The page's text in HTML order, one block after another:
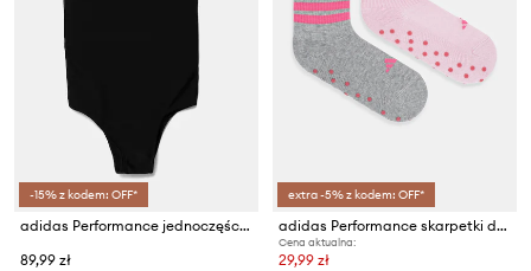
-15% z kodem: OFF*
adidas Performance jednoczęściowy strój kąpielowy dziecięcy
89,99 zł
extra -5% z kodem: OFF*
adidas Performance skarpetki dziecięce 2-pack
Cena aktualna:
29,99 zł